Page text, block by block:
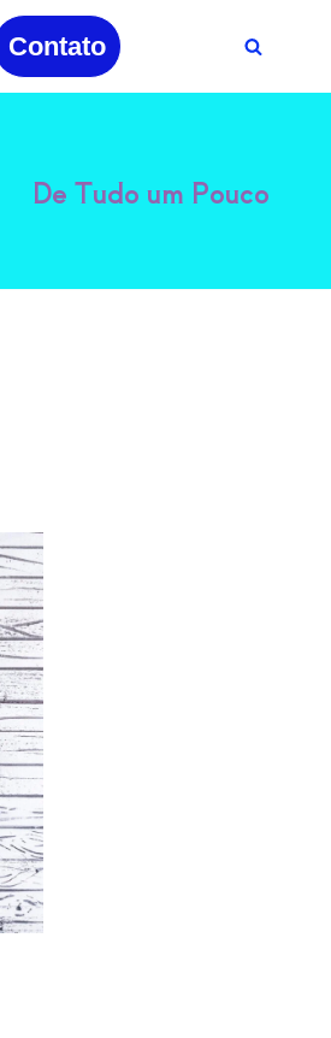
Contato
De Tudo um Pouco